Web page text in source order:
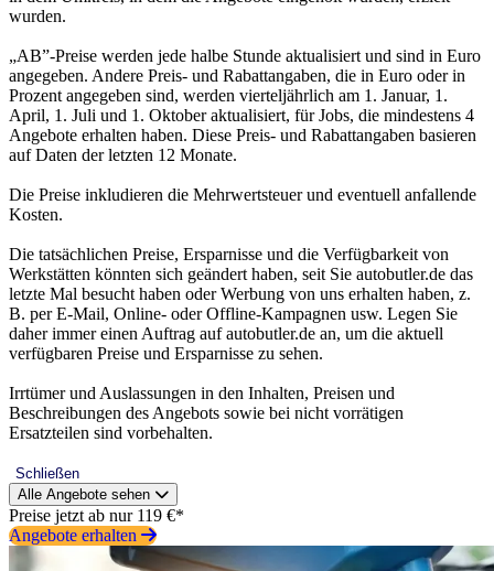
wurden.
„AB”-Preise werden jede halbe Stunde aktualisiert und sind in Euro
angegeben. Andere Preis- und Rabattangaben, die in Euro oder in
Prozent angegeben sind, werden vierteljährlich am 1. Januar, 1.
April, 1. Juli und 1. Oktober aktualisiert, für Jobs, die mindestens 4
Angebote erhalten haben. Diese Preis- und Rabattangaben basieren
auf Daten der letzten 12 Monate.
Die Preise inkludieren die Mehrwertsteuer und eventuell anfallende
Kosten.
Die tatsächlichen Preise, Ersparnisse und die Verfügbarkeit von
Werkstätten könnten sich geändert haben, seit Sie autobutler.de das
letzte Mal besucht haben oder Werbung von uns erhalten haben, z.
B. per E-Mail, Online- oder Offline-Kampagnen usw. Legen Sie
daher immer einen Auftrag auf autobutler.de an, um die aktuell
verfügbaren Preise und Ersparnisse zu sehen.
Irrtümer und Auslassungen in den Inhalten, Preisen und
Beschreibungen des Angebots sowie bei nicht vorrätigen
Ersatzteilen sind vorbehalten.
Schließen
Alle Angebote sehen
Preise jetzt ab nur 119 €*
Angebote erhalten